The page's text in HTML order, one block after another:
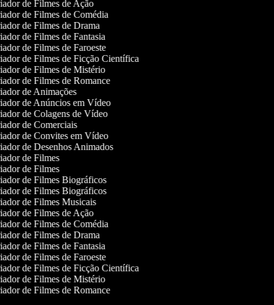
de Filmes de Ação
de Filmes de Comédia
de Filmes de Drama
de Filmes de Fantasia
de Filmes de Faroeste
de Filmes de Ficção Científica
de Filmes de Mistério
de Filmes de Romance
de Animações
de Anúncios em Vídeo
de Colagens de Vídeo
de Comerciais
de Convites em Vídeo
de Desenhos Animados
de Filmes
de Filmes
de Filmes Biográficos
de Filmes Biográficos
de Filmes Musicais
de Filmes de Ação
de Filmes de Comédia
de Filmes de Drama
de Filmes de Fantasia
de Filmes de Faroeste
de Filmes de Ficção Científica
de Filmes de Mistério
de Filmes de Romance